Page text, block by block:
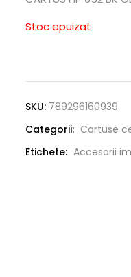
Stoc epuizat
SKU: 789296160939
Categorii: Cartuse
Etichete: Accesorii